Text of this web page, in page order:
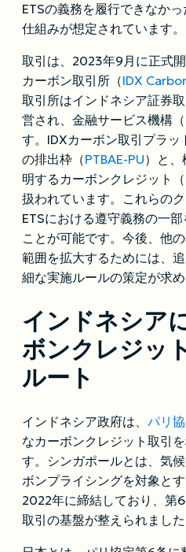
ETSの義務を履行できなか
仕組みが想定されています。
取引は、2023年9月に正式
カーボン取引所（IDX
取引所はインドネシア証券
営され、金融サービス機構（
す。IDXカーボン取引プラッ
の排出枠（PTBAE-PU）と
明するカーボンクレジット（
扱われています。これらの
ETSにおける遵守義務の一
ことが可能です。今後、他
範囲を拡大するためには、
細な実施ルールの策定が求め
インドネシア
ボンクレジッ
ルート
インドネシア政府は、 パリ
なカーボンクレジット取引
す。シンガポールとは、気
ボンプライシングを対象と
2022年に締結しており、第
取引の基盤が整えられました